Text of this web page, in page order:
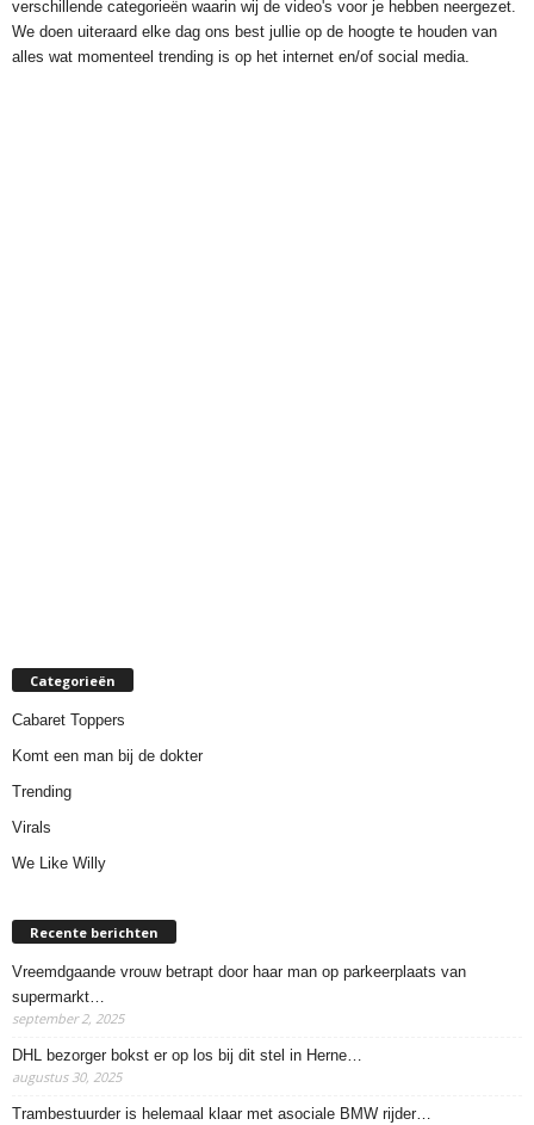
verschillende categorieën waarin wij de video's voor je hebben neergezet.
We doen uiteraard elke dag ons best jullie op de hoogte te houden van
alles wat momenteel trending is op het internet en/of social media.
Categorieën
Cabaret Toppers
Komt een man bij de dokter
Trending
Virals
We Like Willy
Recente berichten
Vreemdgaande vrouw betrapt door haar man op parkeerplaats van
supermarkt…
september 2, 2025
DHL bezorger bokst er op los bij dit stel in Herne…
augustus 30, 2025
Trambestuurder is helemaal klaar met asociale BMW rijder…